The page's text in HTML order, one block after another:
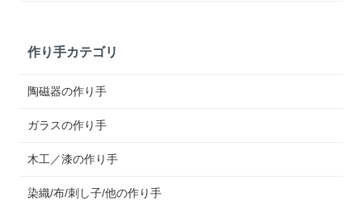
作り手カテゴリ
陶磁器の作り手
ガラスの作り手
木工／漆の作り手
染織/布/刺し子/他の作り手